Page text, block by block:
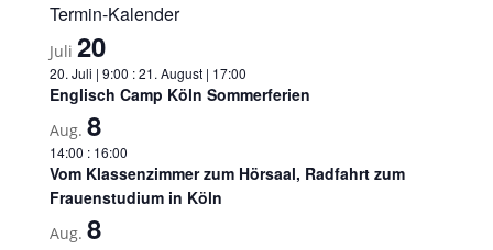
Termin-Kalender
Juli 20
20. Juli | 9:00 :21. August | 17:00
Englisch Camp Köln Sommerferien
Aug. 8
14:00 : 16:00
Vom Klassenzimmer zum Hörsaal, Radfahrt zum
Frauenstudium in Köln
Aug. 8